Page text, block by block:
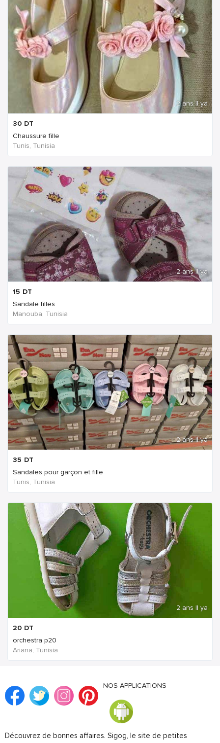
2 ans Il ya
30 DT
Chaussure fille
Tunis, Tunisia
2 ans Il ya
15 DT
Sandale filles
Manouba, Tunisia
2 ans Il ya
35 DT
Sandales pour garçon et fille
Tunis, Tunisia
2 ans Il ya
20 DT
orchestra p20
Ariana, Tunisia
NOS APPLICATIONS
Découvrez de bonnes affaires. Sigog, le site de petites